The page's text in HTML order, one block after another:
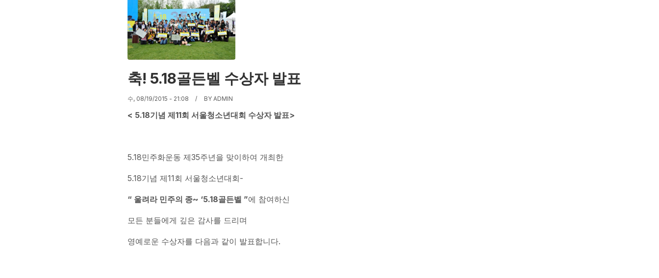
축! 5.18골든벨 수상자 발표
수, 08/19/2015 - 21:08 BY ADMIN
< 5.18기념 제11회 서울청소년대회 수상자 발표>
5.18민주화운동 제35주년을 맞이하여 개최한
5.18기념 제11회 서울청소년대회-
“ 울려라 민주의 종~ ‘5.18골든벨 ”에 참여하신
모든 분들에게 깊은 감사를 드리며
영예로운 수상자를 다음과 같이 발표합니다.